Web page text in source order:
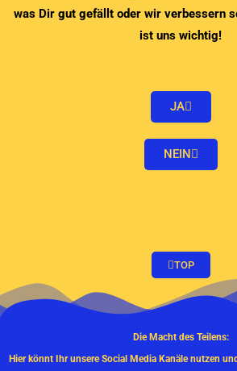
was Dir gut gefällt oder wir verbessern
ist uns wichtig!
JA
NEIN
TOP
Die Macht des Teilens:
Hier könnt Ihr unsere Social Media Kanäle nutzen